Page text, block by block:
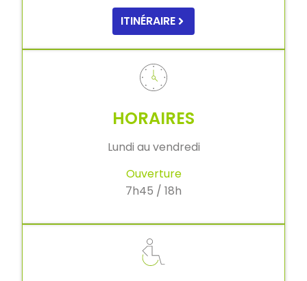
ITINÉRAIRE
HORAIRES
Lundi au vendredi
Ouverture
7h45 / 18h